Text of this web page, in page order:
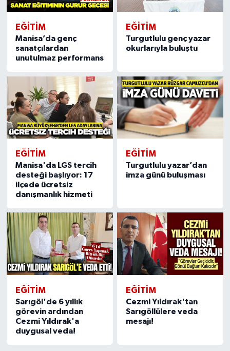
EĞİTİM
Manisa’da genç
sanatçılardan
unutulmaz performans
EĞİTİM
Turgutlulu genç yazar
okurlarıyla buluştu
EĞİTİM
Manisa'da LGS tercih
desteği başlıyor: 17
ilçede ücretsiz
danışmanlık hizmeti
EĞİTİM
Turgutlulu yazar’dan
imza günü buluşması
EĞİTİM
Sarıgöl'de 6 yıllık
görevin ardından
Cezmi Yıldırak'a
duygusal veda!
EĞİTİM
Cezmi Yıldırak'tan
Sarıgöllülere veda
mesajı!